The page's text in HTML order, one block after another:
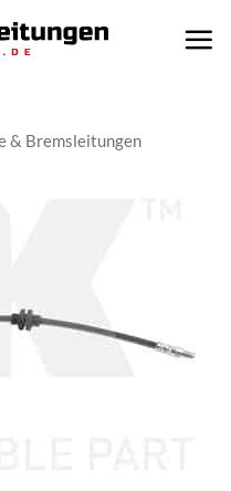
& Bremsleitungen